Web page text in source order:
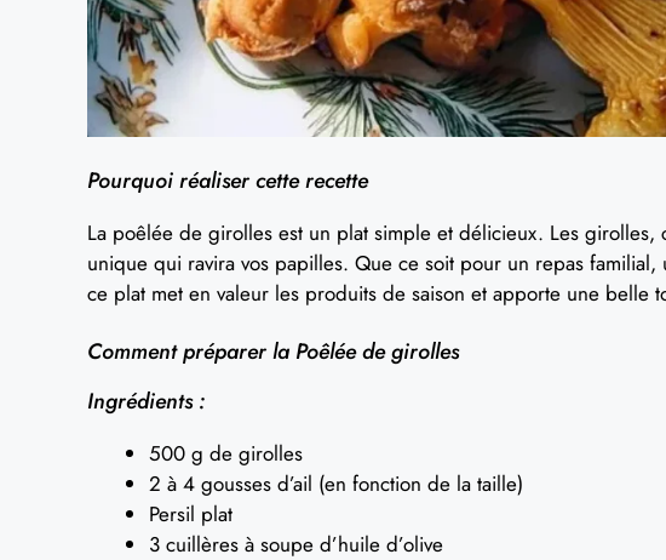
Pourquoi réaliser cette recette
La poêlée de girolles est un plat simple et délicieux. Les girolles,
unique qui ravira vos papilles. Que ce soit pour un repas
ce plat met en valeur les produits de saison et apporte une belle
Comment préparer la Poêlée de girolles
Ingrédients :
500 g de girolles
2 à 4 gousses d’ail (en fonction de la taille)
Persil plat
3 cuillères à soupe d’huile d’olive